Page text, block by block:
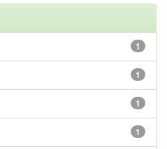
1
1
1
1